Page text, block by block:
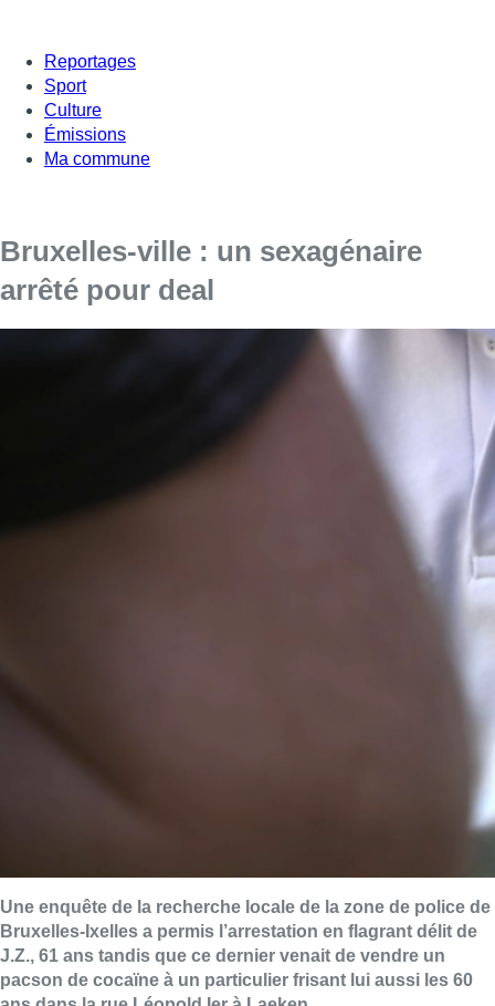
Reportages
Sport
Culture
Émissions
Ma commune
Bruxelles-ville : un sexagénaire
arrêté pour deal
Une enquête de la recherche locale de la zone de police de
Bruxelles-Ixelles a permis l’arrestation en flagrant délit de
J.Z., 61 ans tandis que ce dernier venait de vendre un
pacson de cocaïne à un particulier frisant lui aussi les 60